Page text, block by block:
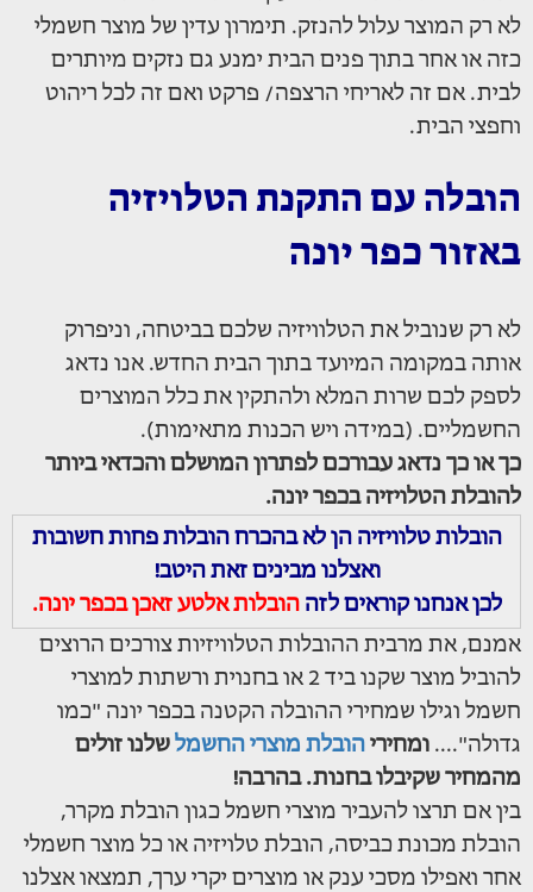
לא רק המוצר עלול להנזק. תימרון עדין של מוצר חשמלי
כזה או אחר בתוך פנים הבית ימנע גם נזקים מיותרים
לבית. אם זה לאריחי הרצפה/ פרקט ואם זה לכל ריהוט
וחפצי הבית.
הובלה עם התקנת הטלויזיה
באזור כפר יונה
לא רק שנוביל את הטלוויזיה שלכם בביטחה, וניפרוק
אותה במקומה המיועד בתוך הבית החדש. אנו נדאג
לספק לכם שרות המלא ולהתקין את כלל המוצרים
החשמליים. (במידה ויש הכנות מתאימות).
כך או כך נדאג עבורכם לפתרון המושלם והכדאי ביותר
להובלת הטלויזיה בכפר יונה.
הובלות טלוויזיה הן לא בהכרח הובלות פחות חשובות
ואצלנו מבינים זאת היטב!
לכן אנחנו קוראים לזההובלות אלטע זאכן בכפר יונה.
אמנם, את מרבית ההובלות הטלוויזיות צורכים הרוצים
להוביל מוצר שקנו ביד 2 או בחנוית ורשתות למוצרי
חשמל וגילו שמחירי ההובלה הקטנה בכפר יונה "כמו
גדולה".... ומחירי הובלת מוצרי החשמל שלנו זולים
מהמחיר שקיבלו בחנות. בהרבה!
בין אם תרצו להעביר מוצרי חשמל כגון הובלת מקרר,
הובלת מכונת כביסה, הובלת טלויזיה או כל מוצר חשמלי
אחר ואפילו מסכי ענק או מוצרים יקרי ערך, תמצאו אצלנו